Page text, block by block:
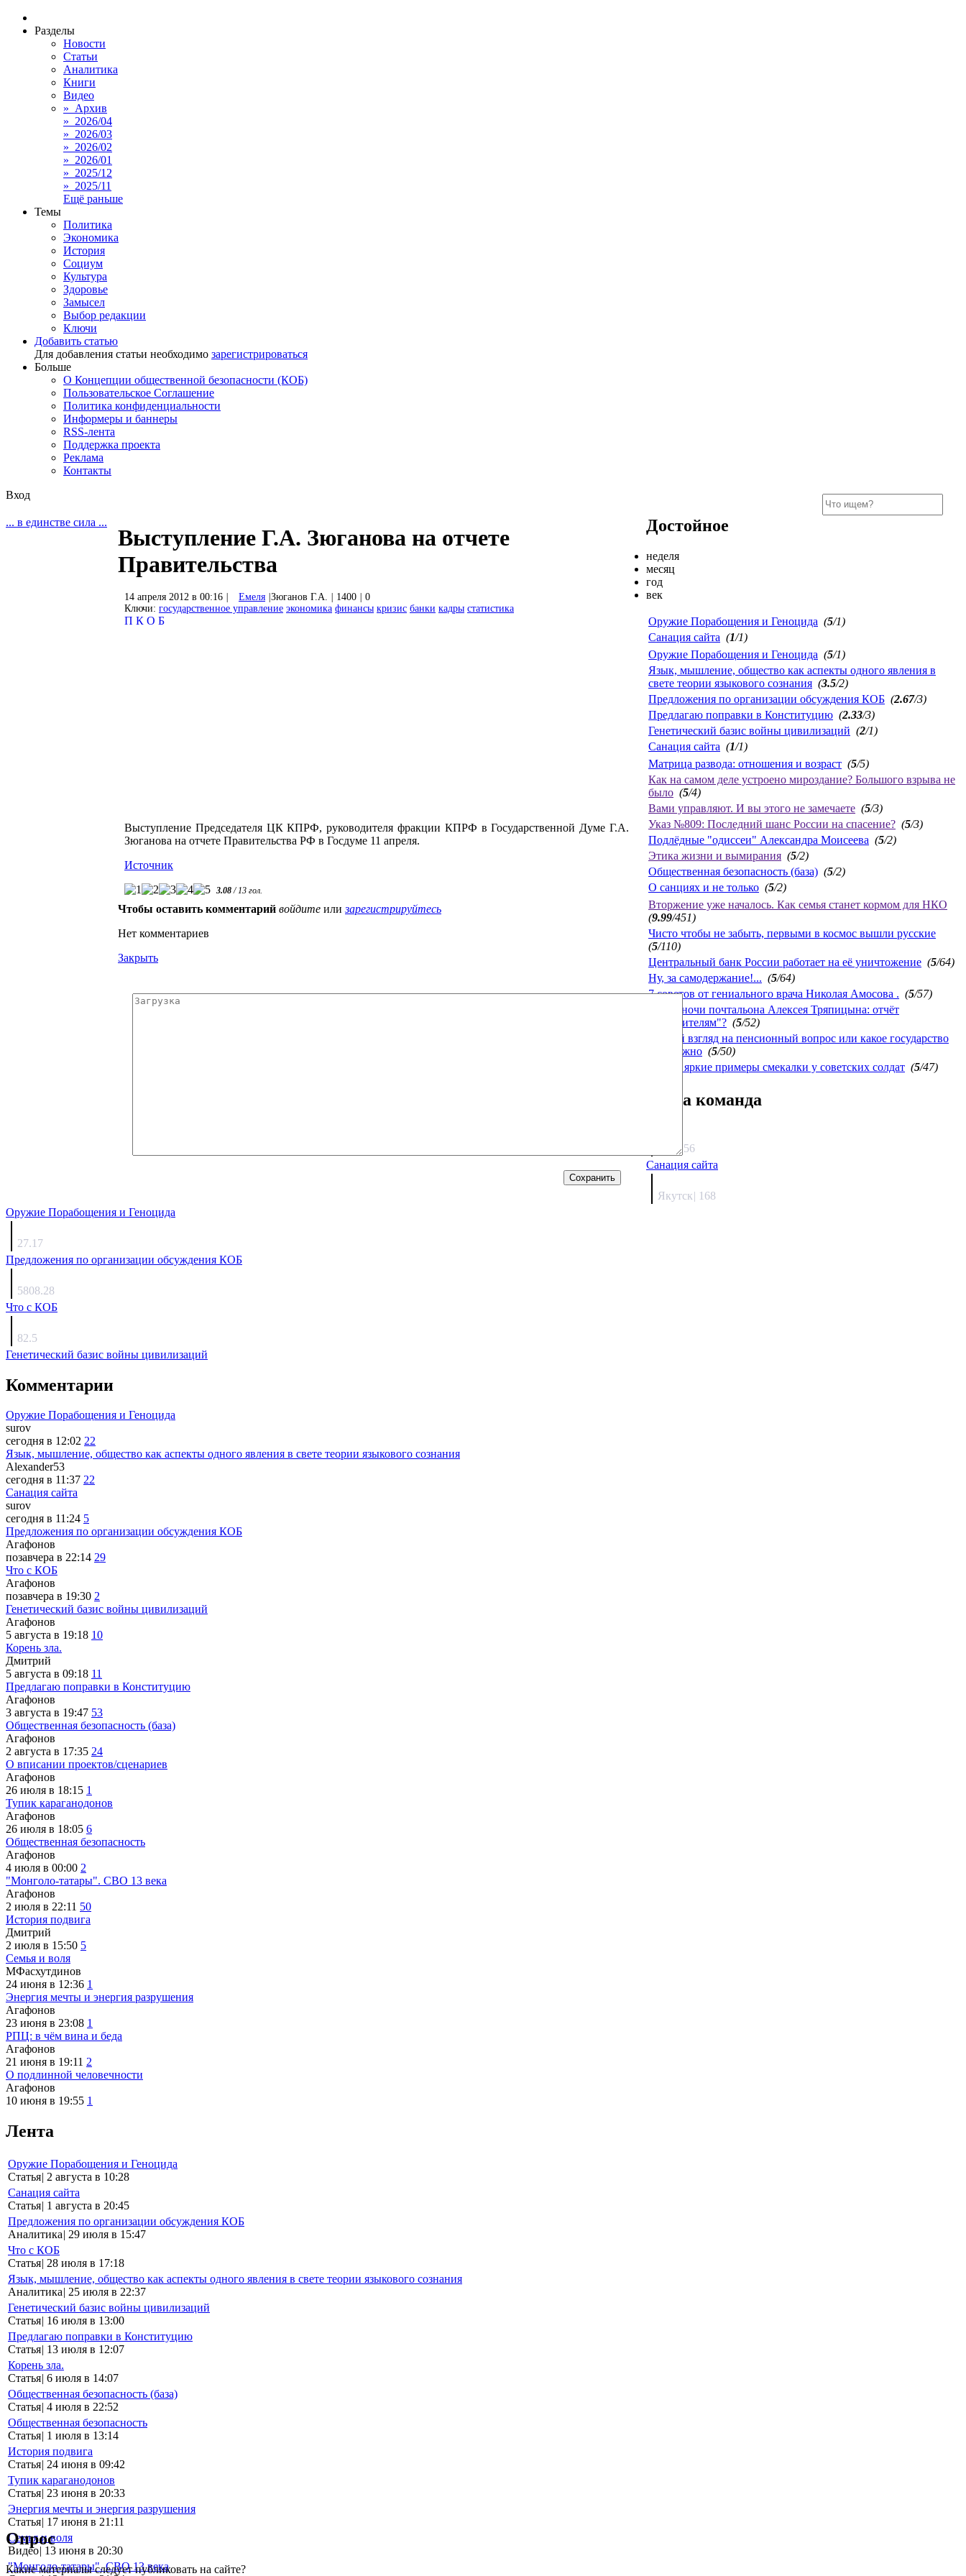
Разделы
Новости
Статьи
Аналитика
Книги
Видео
» Архив
» 2026/04
» 2026/03
» 2026/02
» 2026/01
» 2025/12
» 2025/11
Ещё раньше
Темы
Политика
Экономика
История
Социум
Культура
Здоровье
Замысел
Выбор редакции
Ключи
Добавить статью
Для добавления статьи необходимо зарегистрироваться
Больше
О Концепции общественной безопасности (КОБ)
Пользовательское Соглашение
Политика конфиденциальности
Информеры и баннеры
RSS-лента
Поддержка проекта
Реклама
Контакты
Вход
... в единстве сила ...
Выступление Г.А. Зюганова на отчете
Правительства
14 апреля 2012 в 00:16 Емеля Зюганов Г.А. 1400
0
Ключи: государственное управление экономика финансы кризис банки кадры статистика
П К О Б
Выступление Председателя ЦК КПРФ, руководителя фракции КПРФ в Государственной Думе Г.А.
Зюганова на отчете Правительства РФ в Госдуме 11 апреля.
Источник
3.08/13 гол.
Чтобы оставить комментарий войдите илизарегистрируйтесь
Нет комментариев
Закрыть
Достойное
неделя
месяц
год
век
Оружие Порабощения и Геноцида (5/1)
Санация сайта (1/1)
Оружие Порабощения и Геноцида (5/1)
Язык, мышление, общество как аспекты одного явления в
свете теории языкового сознания (3.5/2)
Предложения по организации обсуждения КОБ (2.67/3)
Предлагаю поправки в Конституцию (2.33/3)
Генетический базис войны цивилизаций (2/1)
Санация сайта (1/1)
Матрица развода: отношения и возраст (5/5)
Как на самом деле устроено мироздание? Большого взрыва не
было (5/4)
Вами управляют. И вы этого не замечаете (5/3)
Указ №809: Последний шанс России на спасение? (5/3)
Подлёдные "одиссеи" Александра Моисеева (5/2)
Этика жизни и вымирания (5/2)
Общественная безопасность (база) (5/2)
О санциях и не только (5/2)
Вторжение уже началось. Как семья станет кормом для НКО
(9.99/451)
Чисто чтобы не забыть, первыми в космос вышли русские
(5/110)
Центральный банк России работает на её уничтожение (5/64)
Ну, за самодержание!... (5/64)
7 советов от гениального врача Николая Амосова . (5/57)
Белые ночи почтальона Алексея Тряпицына: отчёт
"победителям"? (5/52)
Другой взгляд на пенсионный вопрос или какое государство
нам нужно (5/50)
Самые яркие примеры смекалки у советских солдат (5/47)
Наша команда
1330.56
Санация сайта
Якутск| 168
Оружие Порабощения и Геноцида
27.17
Предложения по организации обсуждения КОБ
5808.28
Что с КОБ
82.5
Генетический базис войны цивилизаций
Комментарии
Оружие Порабощения и Геноцида
surov
сегодня в 12:02 22
Язык, мышление, общество как аспекты одного явления в свете теории языкового сознания
Alexander53
сегодня в 11:37 22
Санация сайта
surov
сегодня в 11:24 5
Предложения по организации обсуждения КОБ
Агафонов
позавчера в 22:14 29
Что с КОБ
Агафонов
позавчера в 19:30 2
Генетический базис войны цивилизаций
Агафонов
5 августа в 19:18 10
Корень зла.
Дмитрий
5 августа в 09:18 11
Предлагаю поправки в Конституцию
Агафонов
3 августа в 19:47 53
Общественная безопасность (база)
Агафонов
2 августа в 17:35 24
О вписании проектов/сценариев
Агафонов
26 июля в 18:15 1
Тупик караганодонов
Агафонов
26 июля в 18:05 6
Общественная безопасность
Агафонов
4 июля в 00:00 2
"Монголо-татары". СВО 13 века
Агафонов
2 июля в 22:11 50
История подвига
Дмитрий
2 июля в 15:50 5
Семья и воля
МФасхутдинов
24 июня в 12:36 1
Энергия мечты и энергия разрушения
Агафонов
23 июня в 23:08 1
РПЦ: в чём вина и беда
Агафонов
21 июня в 19:11 2
О подлинной человечности
Агафонов
10 июня в 19:55 1
Лента
Оружие Порабощения и Геноцида
Статья| 2 августа в 10:28
Санация сайта
Статья| 1 августа в 20:45
Предложения по организации обсуждения КОБ
Аналитика| 29 июля в 15:47
Что с КОБ
Статья| 28 июля в 17:18
Язык, мышление, общество как аспекты одного явления в свете теории языкового сознания
Аналитика| 25 июля в 22:37
Генетический базис войны цивилизаций
Статья| 16 июля в 13:00
Предлагаю поправки в Конституцию
Статья| 13 июля в 12:07
Корень зла.
Статья| 6 июля в 14:07
Общественная безопасность (база)
Статья| 4 июля в 22:52
Общественная безопасность
Статья| 1 июля в 13:14
История подвига
Статья| 24 июня в 09:42
Тупик караганодонов
Статья| 23 июня в 20:33
Энергия мечты и энергия разрушения
Статья| 17 июня в 21:11
Семья и воля
Видео| 13 июня в 20:30
"Монголо-татары". СВО 13 века
Опрос
Какие материалы следует публиковать на сайте?